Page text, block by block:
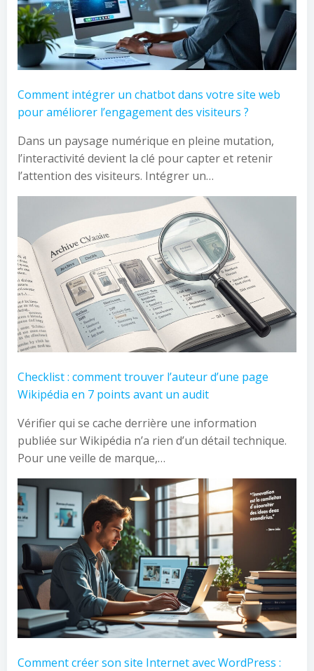
Comment intégrer un chatbot dans votre site web
pour améliorer l’engagement des visiteurs ?
Dans un paysage numérique en pleine mutation,
l’interactivité devient la clé pour capter et retenir
l’attention des visiteurs. Intégrer un…
Checklist : comment trouver l’auteur d’une page
Wikipédia en 7 points avant un audit
Vérifier qui se cache derrière une information
publiée sur Wikipédia n’a rien d’un détail technique.
Pour une veille de marque,…
Comment créer son site Internet avec WordPress :